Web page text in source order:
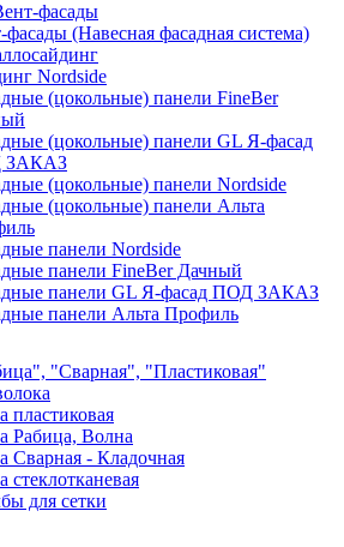
фасады
фасады (Навесная фасадная система)
Nordside
(цокольные) панели FineBer
(цокольные) панели GL Я-фасад
ЗАКАЗ
(цокольные) панели Nordside
(цокольные) панели Альта
панели Nordside
панели FineBer Дачный
панели GL Я-фасад ПОД ЗАКАЗ
панели Альта Профиль
"Сварная", "Пластиковая"
пластиковая
Рабица, Волна
Сварная - Кладочная
стеклотканевая
для сетки